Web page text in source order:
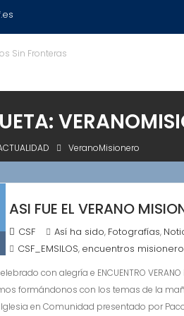
VeranoMisionero
ASI FUE EL VERANO
CSF Así ha sido, Fotografías,
CSF_EMSILOS, encuentros
con alegría e ENCUENTRO
formándonos con los temas de la
en Comunidad presentado por